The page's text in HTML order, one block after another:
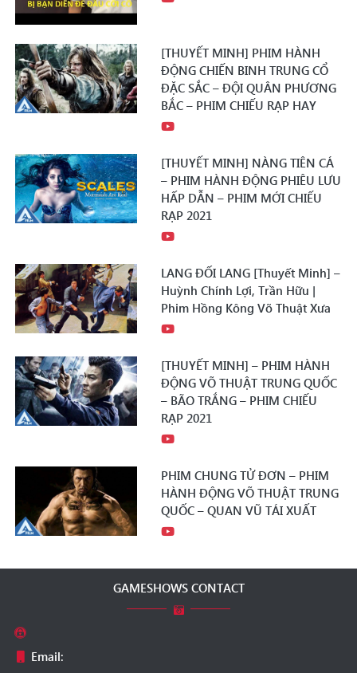
[THUYẾT MINH] PHIM HÀNH
ĐỘNG CHIẾN BINH TRUNG CỔ
ĐẶC SẮC – ĐỘI QUÂN PHƯƠNG
BẮC – PHIM CHIẾU RẠP HAY
[THUYẾT MINH] NÀNG TIÊN CÁ
– PHIM HÀNH ĐỘNG PHIÊU LƯU
HẤP DẪN – PHIM MỚI CHIẾU
RẠP 2021
LANG ĐỐI LANG [Thuyết Minh] –
Huỳnh Chính Lợi, Trần Hữu |
Phim Hồng Kông Võ Thuật Xưa
[THUYẾT MINH] – PHIM HÀNH
ĐỘNG VÕ THUẬT TRUNG QUỐC
– BÃO TRẮNG – PHIM CHIẾU
RẠP 2021
PHIM CHUNG TỬ ĐƠN – PHIM
HÀNH ĐỘNG VÕ THUẬT TRUNG
QUỐC – QUAN VŨ TÁI XUẤT
GAMESHOWS CONTACT
Email: